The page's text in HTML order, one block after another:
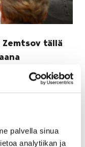
palvella sinua
analytiikan ja
tällä
osan